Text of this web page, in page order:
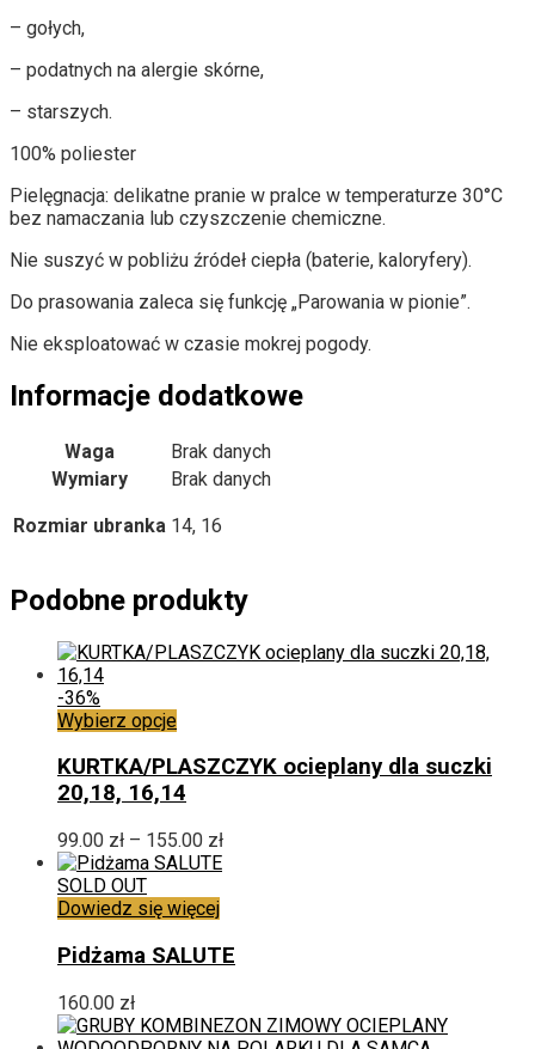
– gołych,
– podatnych na alergie skórne,
– starszych.
100% poliester
Pielęgnacja: delikatne pranie w pralce w temperaturze 30°C
bez namaczania lub czyszczenie chemiczne.
Nie suszyć w pobliżu źródeł ciepła (baterie, kaloryfery).
Do prasowania zaleca się funkcję „Parowania w pionie”.
Nie eksploatować w czasie mokrej pogody.
Informacje dodatkowe
Waga
Brak danych
Wymiary
Brak danych
Rozmiar ubranka 14, 16
Podobne produkty
-36%
Wybierz opcjeTen
ma
wiele
wariantów.
Opcje
można
wybrać
na
stronie
produktu
KURTKA/PLASZCZYK ocieplany dla suczki
20,18, 16,14
99.00 zł – 155.00 złZakres
155.00 zł
SOLD OUT
Dowiedz się więcej
Pidżama SALUTE
160.00 zł